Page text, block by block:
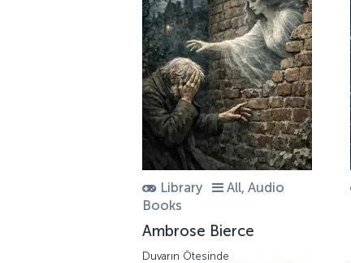
Library
All, Audio
Books
Ambrose Bierce
Duvarın Ötesinde